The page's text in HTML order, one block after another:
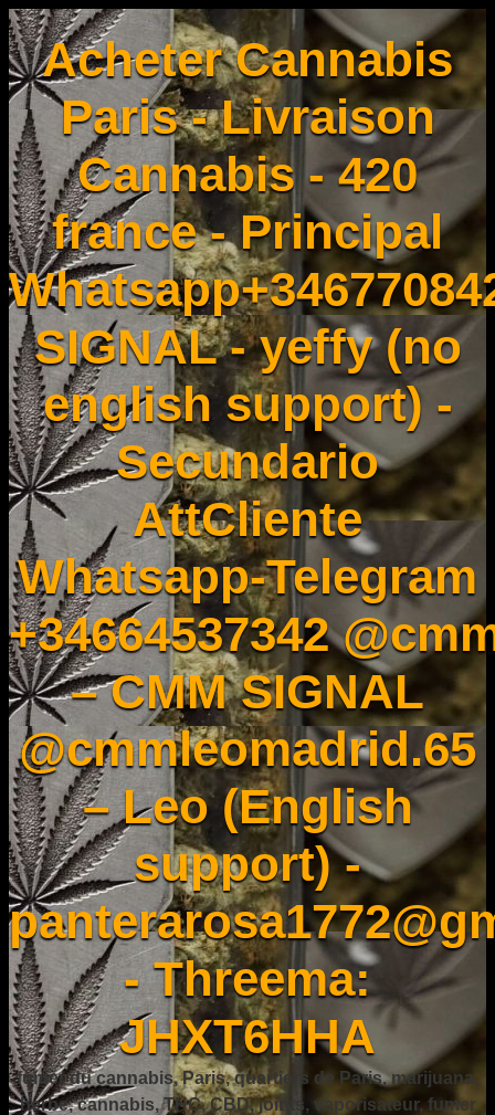
Acheter Cannabis
Paris - Livraison
Cannabis - 420
france - Principal
SIGNAL - yeffy (no
english support) -
Secundario
AttCliente
Whatsapp-Telegram
+34664537342
– CMM SIGNAL
@cmmleomadrid.65
– Leo (English
support) -
- Threema:
JHXT6HHA
fumer du cannabis, Paris, quartiers de Paris, marijuana,
herbe, cannabis, THC, CBD, joints, vaporisateur, fumer